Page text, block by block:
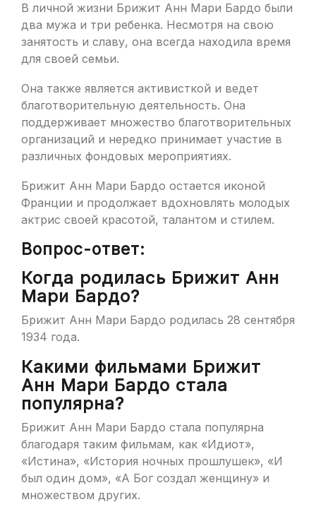
В личной жизни Брижит Анн Мари Бардо были
два мужа и три ребенка. Несмотря на свою
занятость и славу, она всегда находила время
для своей семьи.
Она также является активисткой и ведет
благотворительную деятельность. Она
поддерживает множество благотворительных
организаций и нередко принимает участие в
различных фондовых мероприятиях.
Брижит Анн Мари Бардо остается иконой
Франции и продолжает вдохновлять молодых
актрис своей красотой, талантом и стилем.
Вопрос-ответ:
Когда родилась Брижит Анн
Мари Бардо?
Брижит Анн Мари Бардо родилась 28 сентября
1934 года.
Какими фильмами Брижит
Анн Мари Бардо стала
популярна?
Брижит Анн Мари Бардо стала популярна
благодаря таким фильмам, как «Идиот»,
«Истина», «История ночных прошлушек», «И
был один дом», «А Бог создал женщину» и
множеством других.